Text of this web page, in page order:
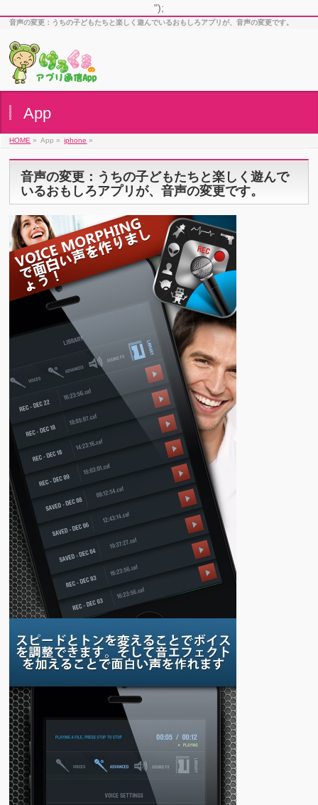
");
音声の変更：うちの子どもたちと楽しく遊んでいるおもしろアプリが、音声の変更です。
App
HOME » App » iphone »
音声の変更：うちの子どもたちと楽しく遊んで
いるおもしろアプリが、音声の変更です。